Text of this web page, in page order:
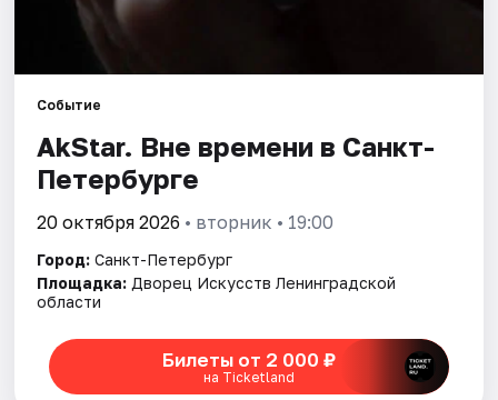
Артисты
Событие
AkStar. Вне времени в Санкт-
Петербурге
20 октября 2026 • вторник • 19:00
Город: Санкт-Петербург
Площадка: Дворец Искусств Ленинградской
области
Билеты от 2 000 ₽
на Ticketland